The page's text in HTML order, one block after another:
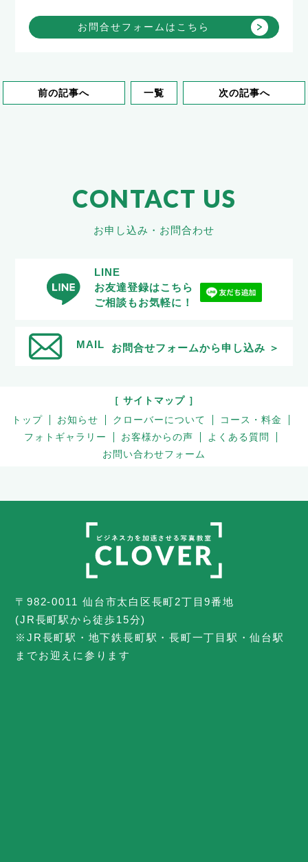
お問合せフォームはこちら
前の記事へ 一覧 次の記事へ
CONTACT US
お申し込み・お問合わせ
LINE
お友達登録はこちら
ご相談もお気軽に！
MAIL お問合せフォームから申し込み ＞
［ サイトマップ ］
トップ
お知らせ クローバーについて
コース・料金
フォトギャラリー
お客様からの声
よくある質問
お問い合わせフォーム
〒982-0011 仙台市太白区長町2丁目9番地
(JR長町駅から徒歩15分)
※JR長町駅・地下鉄長町駅・長町一丁目駅・仙台駅
までお迎えに参ります